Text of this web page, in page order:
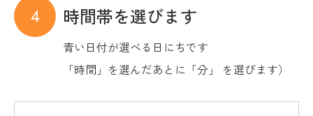
時間帯を選びます
青い日付が選べる日にちです
「時間」を選んだあとに「分」 を選びます）